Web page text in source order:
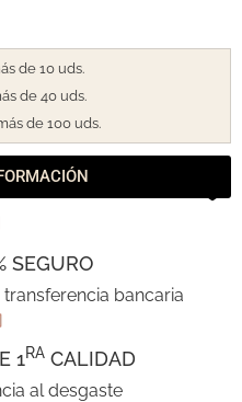
de 10 uds.
de 40 uds.
de 100 uds.
SEGURO
bancaria
1RA CALIDAD
al desgaste